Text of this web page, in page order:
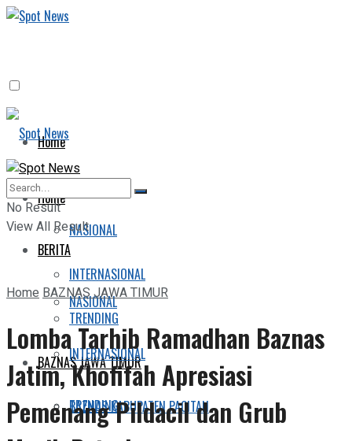
Home
BERITA
NASIONAL
INTERNASIONAL
TRENDING
BAZNAS JAWA TIMUR
BAZNAS KABUPATEN PACITAN
Home
BERITA
NASIONAL
INTERNASIONAL
TRENDING
No Result
View All Result
HomeBAZNAS JAWA TIMUR
Lomba Tarhib Ramadhan Baznas
Jatim, Khofifah Apresiasi
Pemenang Pildacil dan Grub